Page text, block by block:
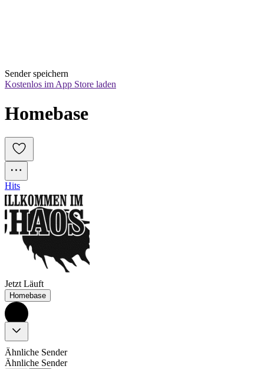
Sender speichern
Kostenlos im App Store laden
Homebase
Hits
Jetzt Läuft
Homebase
Ähnliche Sender
Ähnliche Sender